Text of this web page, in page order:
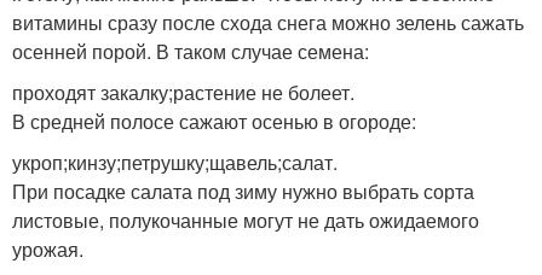
витамины сразу после схода снега можно зелень сажать
осенней порой. В таком случае семена:
проходят закалку;растение не болеет.
В средней полосе сажают осенью в огороде:
укроп;кинзу;петрушку;щавель;салат.
При посадке салата под зиму нужно выбрать сорта
листовые, полукочанные могут не дать ожидаемого
урожая.